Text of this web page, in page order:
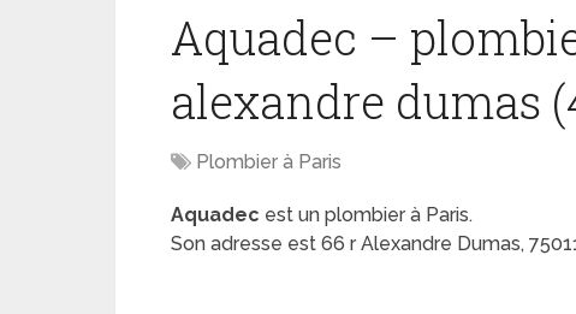
Aquadec –
alexandre dumas
Plombier à Paris
Aquadec est un plombier à Paris.
Son adresse est 66 r Alexandre Dumas,